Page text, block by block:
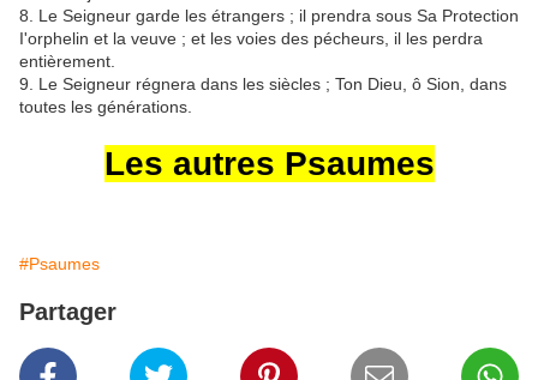
8. Le Seigneur garde les étrangers ; il prendra sous Sa Protection
I'orphelin et la veuve ; et les voies des pécheurs, il les perdra
entièrement.
9. Le Seigneur régnera dans les siècles ; Ton Dieu, ô Sion, dans
toutes les générations.
Les autres Psaumes
#Psaumes
Partager